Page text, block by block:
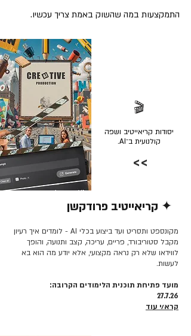
התמקצעות במה שהשוק באמת צריך עכשיו.
🎬
יסודות קריאייטיב ושפה
קולנועית ב־AI.
>>
✦ קריאייטיב פרודקשן
מקונספט ותסריט ועד ביצוע בכלי AI - לומדים איך רעיון
מקבל סטוריבורד, פריים, עריכה, קצב ותנועה, והופך
לווידאו שלא רק נראה מקצועי, אלא יודע מה הוא בא
לעשות.
מועד פתיחת תוכנית הלימודים הקרובה:
27.7.26
קרא/י עוד